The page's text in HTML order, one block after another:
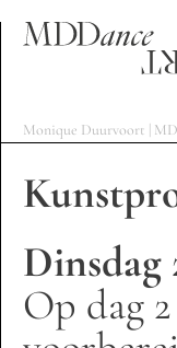
Monique Duurvoort |
Dinsdag
Op dag